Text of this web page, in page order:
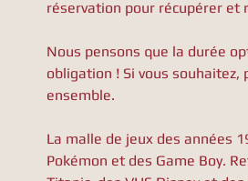
réservation pour récupérer et
Nous pensons que la durée
obligation ! Si vous
ensemble.
La malle de jeux des années
Pokémon et des Game Boy.